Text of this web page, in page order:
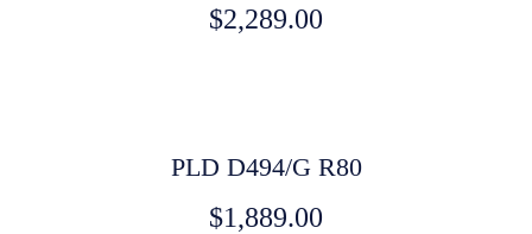
$2,289.00
PLD D494/G R80
$1,889.00